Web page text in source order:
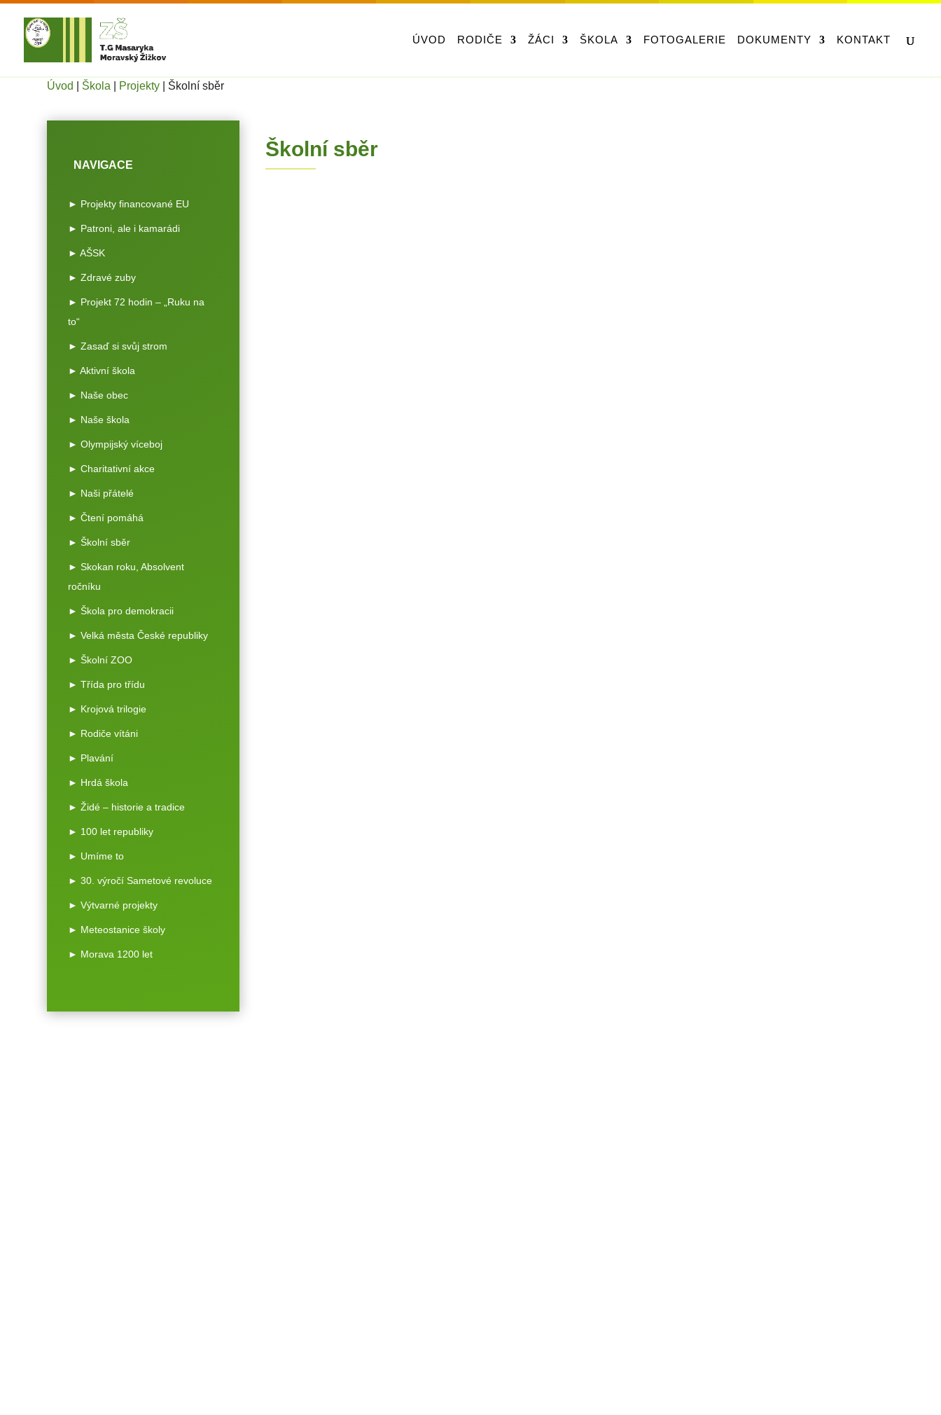
ÚVOD RODIČE ŽÁCI ŠKOLA FOTOGALERIE DOKUMENTY KONTAKT
Úvod Škola Projekty Školní sběr
NAVIGACE
► Projekty financované EU
► Patroni, ale i kamarádi
► AŠSK
► Zdravé zuby
► Projekt 72 hodin – „Ruku na
to“
► Zasaď si svůj strom
► Aktivní škola
► Naše obec
► Naše škola
► Olympijský víceboj
► Charitativní akce
► Naši přátelé
► Čtení pomáhá
► Školní sběr
► Skokan roku, Absolvent
ročníku
► Škola pro demokracii
► Velká města České republiky
► Školní ZOO
► Třída pro třídu
► Krojová trilogie
► Rodiče vítáni
► Plavání
► Hrdá škola
► Židé – historie a tradice
► 100 let republiky
► Umíme to
► 30. výročí Sametové revoluce
► Výtvarné projekty
► Meteostanice školy
► Morava 1200 let
Školní sběr